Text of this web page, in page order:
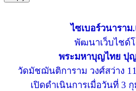
ไซเบอร์วนาราม
พัฒนาเว็บไชด์
พระมหาบุญไทย ปุ
วัดมัชฌันติการาม วงศ์สว่าง
เปิดดำเนินการเมื่อวันที่ 3